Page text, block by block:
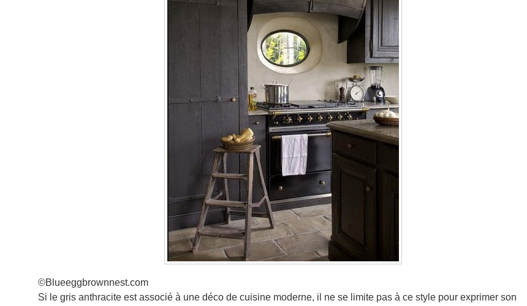
©Blueeggbrownnest.com
Si le gris anthracite est associé à une déco de cuisine moderne, il ne se limite pas à ce style pour exprimer son